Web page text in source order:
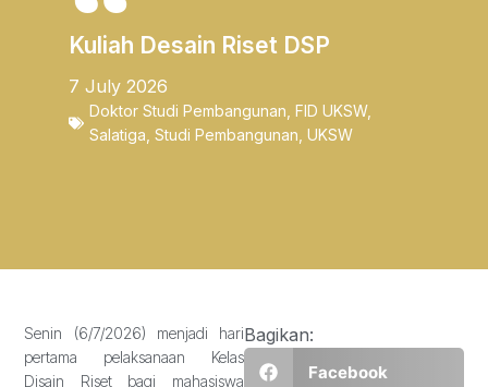
Kuliah Desain Riset DSP
7 July 2026
Doktor Studi Pembangunan FID UKSW,
Salatiga Studi Pembangunan UKSW
Senin (6/7/2026) menjadi hari
pertama pelaksanaan Kelas
Disain Riset bagi mahasiswa
Bagikan:
Facebook